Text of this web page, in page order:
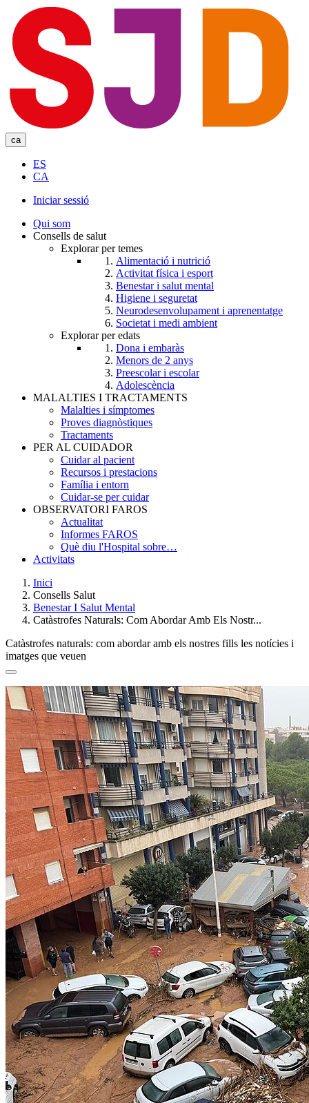
main
content
ca
ES
CA
User
account
Iniciar sessió
Qui som
Consells de salut
Explorar per temes
Alimentació i nutrició
Activitat física i esport
Benestar i salut mental
Higiene i seguretat
Neurodesenvolupament i aprenentatge
Societat i medi ambient
Explorar per edats
Dona i embaràs
Menors de 2 anys
Preescolar i escolar
Adolescència
MALALTIES I TRACTAMENTS
Malalties i símptomes
Proves diagnòstiques
Tractaments
PER AL CUIDADOR
Cuidar al pacient
Recursos i prestacions
Família i entorn
Cuidar-se per cuidar
OBSERVATORI FAROS
Actualitat
Informes FAROS
Què diu l'Hospital sobre…
Activitats
Breadcrumb
Inici
Consells Salut
Benestar I Salut Mental
Catàstrofes Naturals: Com Abordar Amb Els Nostr...
Catàstrofes naturals: com abordar amb els nostres fills les notícies i
imatges que veuen